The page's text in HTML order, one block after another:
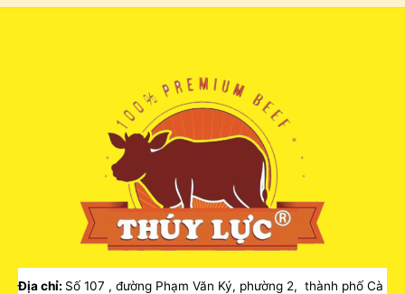
Địa chỉ: Số 107 , đường Phạm Văn Ký, phường 2, thành phố Cà